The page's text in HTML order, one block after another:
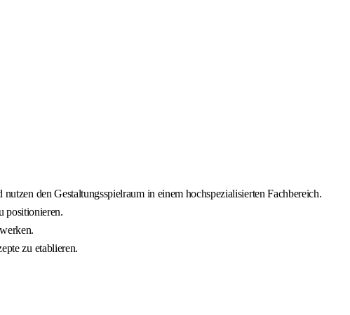
den Gestaltungsspielraum in einem hochspezialisierten Fachbereich.
positionieren.
zu etablieren.